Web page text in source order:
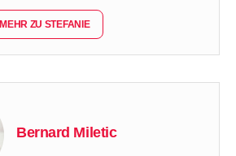
MEHR ZU STEFANIE
Bernard Miletic